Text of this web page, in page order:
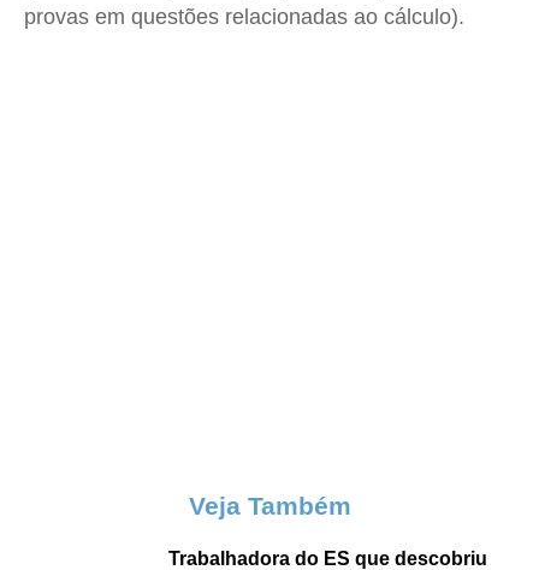
provas em questões relacionadas ao cálculo).
Veja Também
Trabalhadora do ES que descobriu